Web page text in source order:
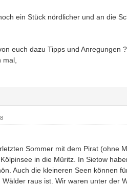
ein Stück nördlicher und an die
euch dazu Tipps und Anregungen ?
mal,
Sommer mit dem Pirat (ohne
in die Müritz. In Sietow
Auch die kleineren Seen können
Wälder raus ist. Wir waren unter der